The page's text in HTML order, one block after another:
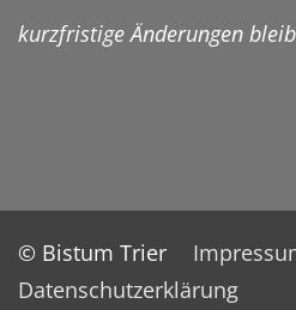
kurzfristige Änderungen
© Bistum Trier
Datenschutzerklärung